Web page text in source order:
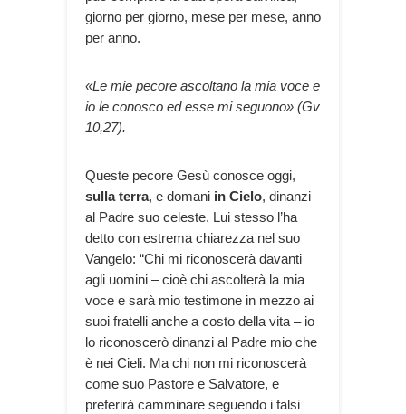
giorno per giorno, mese per mese, anno
per anno.
«Le mie pecore ascoltano la mia voce e
io le conosco ed esse mi seguono» (Gv
10,27).
Queste pecore Gesù conosce oggi,
sulla terra, e domani in Cielo, dinanzi
al Padre suo celeste. Lui stesso l’ha
detto con estrema chiarezza nel suo
Vangelo: “Chi mi riconoscerà davanti
agli uomini – cioè chi ascolterà la mia
voce e sarà mio testimone in mezzo ai
suoi fratelli anche a costo della vita – io
lo riconoscerò dinanzi al Padre mio che
è nei Cieli. Ma chi non mi riconoscerà
come suo Pastore e Salvatore, e
preferirà camminare seguendo i falsi